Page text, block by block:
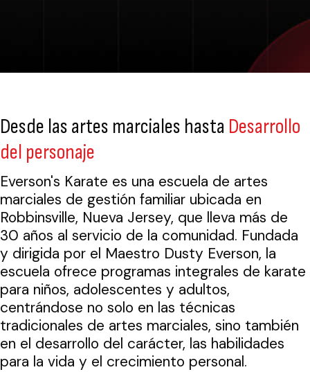
artes
Desde las artes marciales hasta Desarrollo
del personaje
Everson's Karate es una escuela de artes
marciales de gestión familiar ubicada en
Robbinsville, Nueva Jersey, que lleva más de
30 años al servicio de la comunidad. Fundada
y dirigida por el Maestro Dusty Everson, la
escuela ofrece programas integrales de karate
para niños, adolescentes y adultos,
centrándose no solo en las técnicas
tradicionales de artes marciales, sino también
en el desarrollo del carácter, las habilidades
para la vida y el crecimiento personal.